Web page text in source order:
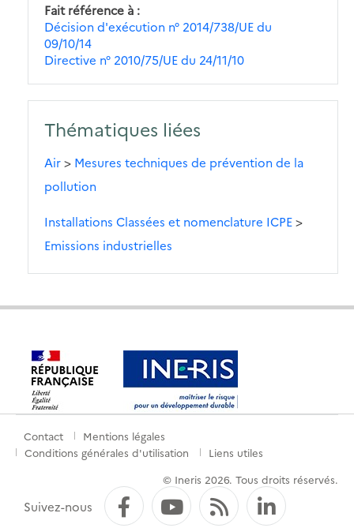
Fait référence à
Décision d'exécution n° 2014/738/UE du
09/10/14
Directive n° 2010/75/UE du 24/11/10
Thématiques liées
Air> Mesures techniques de prévention de la
pollution
Installations Classées et nomenclature ICPE>
Emissions industrielles
Menu
pied
Contact
Mentions légales
Conditions générales d'utilisation
Liens utiles
© Ineris 2026. Tous droits réservés.
Suivez-nous FacebookYouTube
Flux RSS